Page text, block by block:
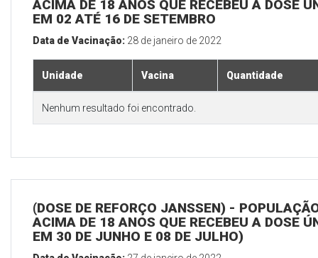
ACIMA DE 18 ANOS QUE RECEBEU A DOSE
EM 02 ATÉ 16 DE SETEMBRO
Data de Vacinação: 28 de janeiro de 2022
Unidade Vacina Quantidade
Nenhum resultado foi encontrado.
(DOSE DE REFORÇO JANSSEN) -
ACIMA DE 18 ANOS QUE RECEBEU A DOSE
EM 30 DE JUNHO E 08 DE JULHO)